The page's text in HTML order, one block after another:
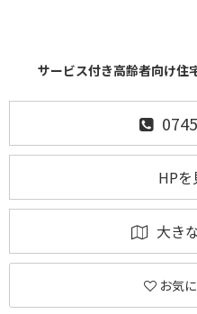
サービス付き高齢者向け住
HPを
大き
お気